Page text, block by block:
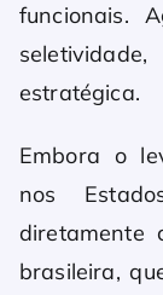
funcionais.
estratégica.
Embora o
nos
diretamente
brasileira,